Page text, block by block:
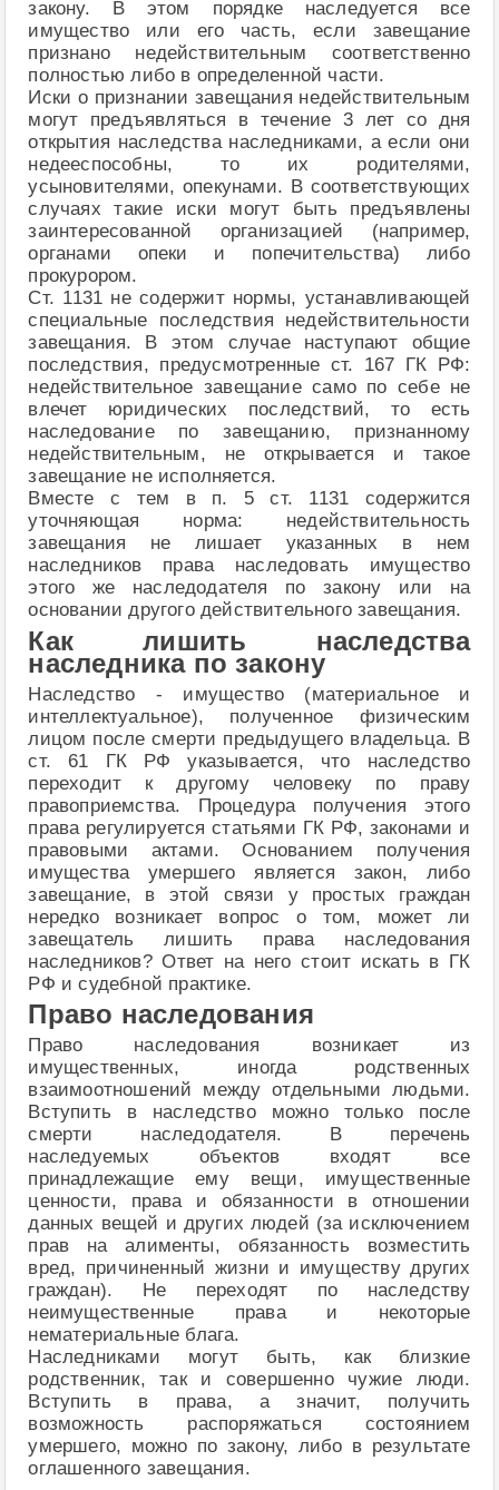
закону. В этом порядке наследуется все
имущество или его часть, если завещание
признано недействительным соответственно
полностью либо в определенной части.
Иски о признании завещания недействительным
могут предъявляться в течение 3 лет со дня
открытия наследства наследниками, а если они
недееспособны, то их родителями,
усыновителями, опекунами. В соответствующих
случаях такие иски могут быть предъявлены
заинтересованной организацией (например,
органами опеки и попечительства) либо
прокурором.
Ст. 1131 не содержит нормы, устанавливающей
специальные последствия недействительности
завещания. В этом случае наступают общие
последствия, предусмотренные ст. 167 ГК РФ:
недействительное завещание само по себе не
влечет юридических последствий, то есть
наследование по завещанию, признанному
недействительным, не открывается и такое
завещание не исполняется.
Вместе с тем в п. 5 ст. 1131 содержится
уточняющая норма: недействительность
завещания не лишает указанных в нем
наследников права наследовать имущество
этого же наследодателя по закону или на
основании другого действительного завещания.
Как лишить наследства
наследника по закону
Наследство - имущество (материальное и
интеллектуальное), полученное физическим
лицом после смерти предыдущего владельца. В
ст. 61 ГК РФ указывается, что наследство
переходит к другому человеку по праву
правоприемства. Процедура получения этого
права регулируется статьями ГК РФ, законами и
правовыми актами. Основанием получения
имущества умершего является закон, либо
завещание, в этой связи у простых граждан
нередко возникает вопрос о том, может ли
завещатель лишить права наследования
наследников? Ответ на него стоит искать в ГК
РФ и судебной практике.
Право наследования
Право наследования возникает из
имущественных, иногда родственных
взаимоотношений между отдельными людьми.
Вступить в наследство можно только после
смерти наследодателя. В перечень
наследуемых объектов входят все
принадлежащие ему вещи, имущественные
ценности, права и обязанности в отношении
данных вещей и других людей (за исключением
прав на алименты, обязанность возместить
вред, причиненный жизни и имуществу других
граждан). Не переходят по наследству
неимущественные права и некоторые
нематериальные блага.
Наследниками могут быть, как близкие
родственник, так и совершенно чужие люди.
Вступить в права, а значит, получить
возможность распоряжаться состоянием
умершего, можно по закону, либо в результате
оглашенного завещания.